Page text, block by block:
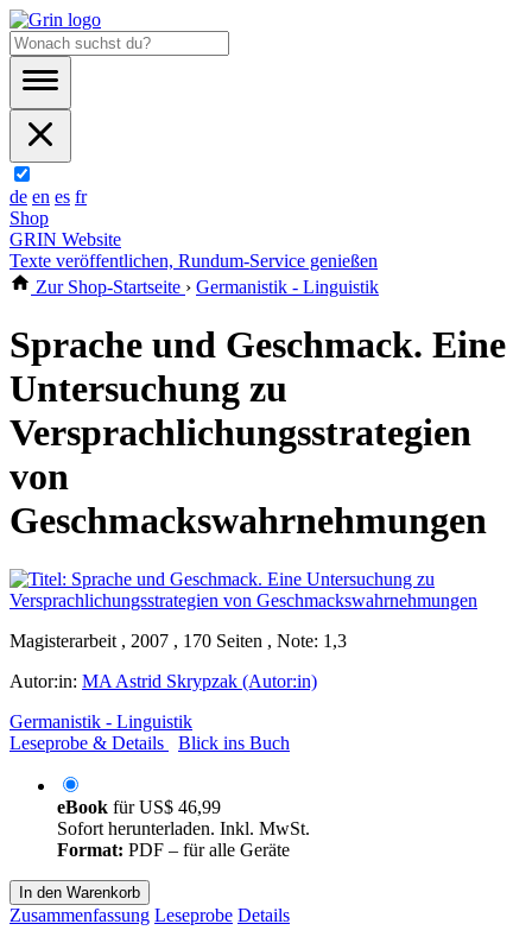
de en es fr
Shop
GRIN Website
Texte veröffentlichen, Rundum-Service genießen
Zur Shop-Startseite › Germanistik - Linguistik
Sprache und Geschmack. Eine
Untersuchung zu
Versprachlichungsstrategien
von
Geschmackswahrnehmungen
Magisterarbeit , 2007 , 170 Seiten , Note: 1,3
Autor:in: MA Astrid Skrypzak (Autor:in)
Germanistik - Linguistik
Leseprobe & Details
Blick ins Buch
eBook fürUS$ 46,99
Sofort herunterladen. Inkl. MwSt.
Format: PDF – für alle Geräte
In den Warenkorb
Zusammenfassung Leseprobe Details